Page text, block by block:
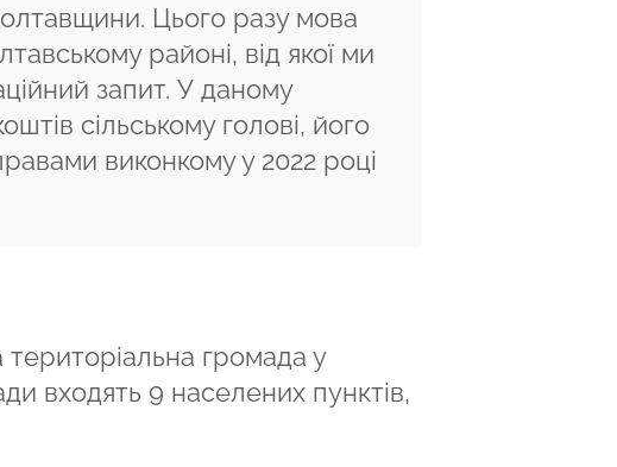
Цього разу мова
районі, від якої ми
запит. У даному
сільському голові, його
виконкому у 2022 році
територіальна громада у
входять 9 населених пунктів,